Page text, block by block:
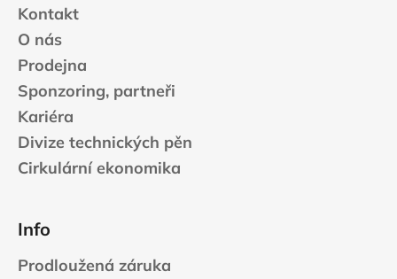
Kontakt
O nás
Prodejna
Sponzoring, partneři
Kariéra
Divize technických pěn
Cirkulární ekonomika
Info
Prodloužená záruka